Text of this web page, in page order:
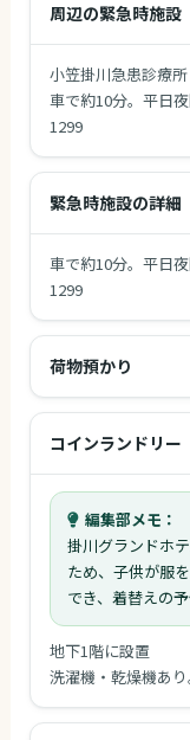
周辺の緊急時施設
小笠掛川急患診療所
車で約10分。平日
1299
緊急時施設の詳細
車で約10分。平日
1299
荷物預かり
コインランドリー
編集部メモ：
掛川グランドホ
ため、子供が服
でき、着替えの
地下1階に設置
洗濯機・乾燥機あ